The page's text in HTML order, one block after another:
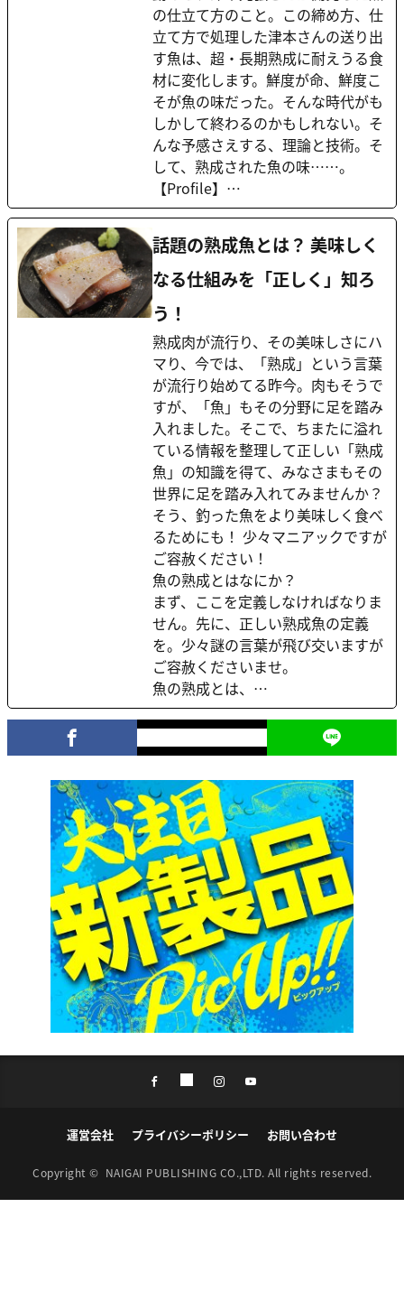
の仕立て方のこと。この締め方、仕
立て方で処理した津本さんの送り出
す魚は、超・長期熟成に耐えうる食
材に変化します。鮮度が命、鮮度こ
そが魚の味だった。そんな時代がも
しかして終わるのかもしれない。そ
んな予感さえする、理論と技術。そ
して、熟成された魚の味……。
【Profile】…
話題の熟成魚とは？ 美味しく
なる仕組みを「正しく」知ろ
う！
熟成肉が流行り、その美味しさにハ
マり、今では、「熟成」という言葉
が流行り始めてる昨今。肉もそうで
すが、「魚」もその分野に足を踏み
入れました。そこで、ちまたに溢れ
ている情報を整理して正しい「熟成
魚」の知識を得て、みなさまもその
世界に足を踏み入れてみませんか？
そう、釣った魚をより美味しく食べ
るためにも！ 少々マニアックですが
ご容赦ください！
魚の熟成とはなにか？
まず、ここを定義しなければなりま
せん。先に、正しい熟成魚の定義
を。少々謎の言葉が飛び交いますが
ご容赦くださいませ。
魚の熟成とは、…
運営会社 プライバシーポリシー お問い合わせ
Copyright © NAIGAI PUBLISHING CO.,LTD. All rights reserved.